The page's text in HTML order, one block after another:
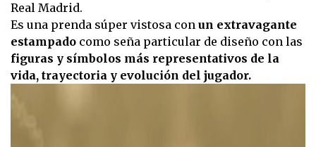
Real Madrid.
Es una prenda súper vistosa con un extravagante
estampado como seña particular de diseño con las
figuras y símbolos más representativos de la
vida, trayectoria y evolución del jugador.